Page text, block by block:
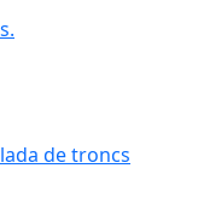
de troncs
de troncs